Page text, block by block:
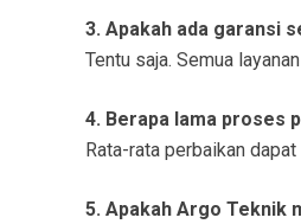
3. Apakah ada garansi
Tentu saja. Semua
4. Berapa lama proses
Rata-rata perbaikan
5. Apakah Argo Teknik